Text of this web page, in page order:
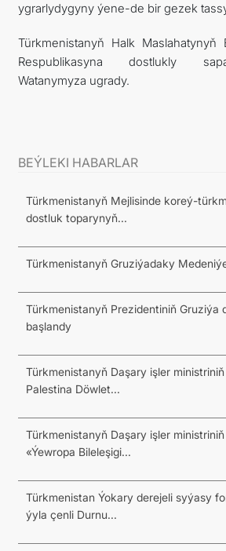
ygrarlydygyny ýene-de bir gezek
Türkmenistanyň Halk Maslahatynyň
Respublikasyna dostlukly
Watanymyza ugrady.
BEÝLEKI HABARLAR
Türkmenistanyň Mejlisinde koreý-
dostluk toparynyň...
Türkmenistanyň Gruziýadaky
Türkmenistanyň Prezidentiniň Gruziýa
başlandy
Türkmenistanyň Daşary işler
Palestina Döwlet...
Türkmenistanyň Daşary işler
«Ýewropa Bileleşigi...
Türkmenistan Ýokary derejeli syýasy
ýyla çenli Durnu...